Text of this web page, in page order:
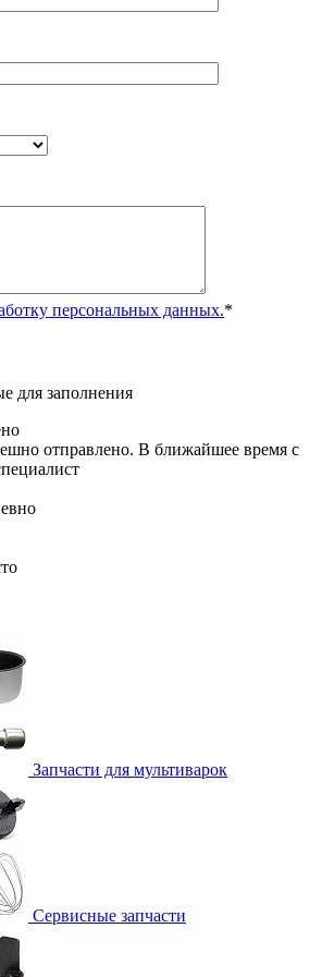
персональных данных.*
для заполнения
отправлено. В ближайшее время с
Запчасти для мультиварок
Сервисные запчасти